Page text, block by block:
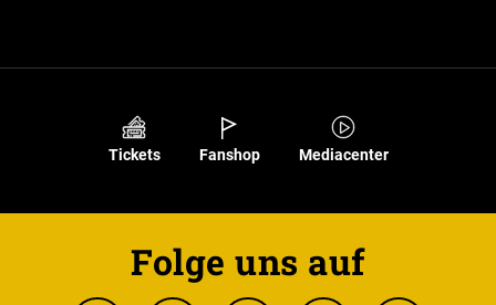
Tickets Fanshop Mediacenter
Folge uns auf